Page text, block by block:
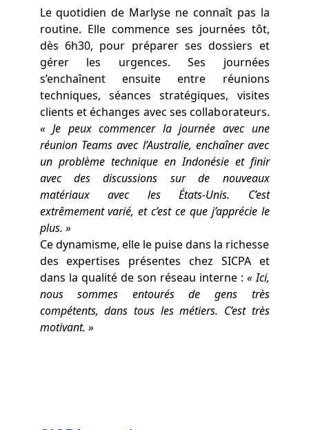
Le quotidien de Marlyse ne connaît pas la
routine. Elle commence ses journées tôt,
dès 6h30, pour préparer ses dossiers et
gérer les urgences. Ses journées
s’enchaînent ensuite entre réunions
techniques, séances stratégiques, visites
clients et échanges avec ses collaborateurs.
« Je peux commencer la journée avec une
réunion Teams avec l’Australie, enchaîner avec
un problème technique en Indonésie et finir
avec des discussions sur de nouveaux
matériaux avec les États-Unis. C’est
extrêmement varié, et c’est ce que j’apprécie le
plus. »
Ce dynamisme, elle le puise dans la richesse
des expertises présentes chez SICPA et
dans la qualité de son réseau interne : « Ici,
nous sommes entourés de gens très
compétents, dans tous les métiers. C’est très
motivant. »